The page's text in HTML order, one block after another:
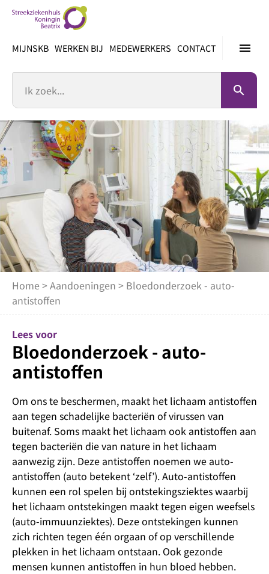
inhoud
menu
MIJNSKB WERKEN BIJ MEDEWERKERS CONTACT
search
Home >Aandoeningen > Bloedonderzoek - auto-
antistoffen
Lees voor
Bloedonderzoek - auto-
antistoffen
Om ons te beschermen, maakt het lichaam antistoffen
aan tegen schadelijke bacteriën of virussen van
buitenaf. Soms maakt het lichaam ook antistoffen aan
tegen bacteriën die van nature in het lichaam
aanwezig zijn. Deze antistoffen noemen we auto-
antistoffen (auto betekent ‘zelf’). Auto-antistoffen
kunnen een rol spelen bij ontstekingsziektes waarbij
het lichaam ontstekingen maakt tegen eigen weefsels
(auto-immuunziektes). Deze ontstekingen kunnen
zich richten tegen één orgaan of op verschillende
plekken in het lichaam ontstaan. Ook gezonde
mensen kunnen antistoffen in hun bloed hebben.